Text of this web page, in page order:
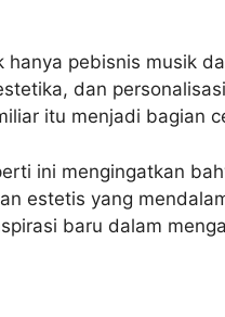
pebisnis musik
dan
itu menjadi bagian
ini mengingatkan
estetis yang
baru dalam